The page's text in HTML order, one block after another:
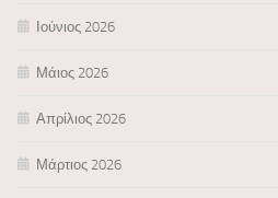
Ιούνιος 2026
Μάιος 2026
Απρίλιος 2026
Μάρτιος 2026